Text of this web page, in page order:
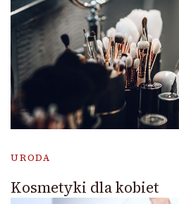
URODA
Kosmetyki dla kobiet